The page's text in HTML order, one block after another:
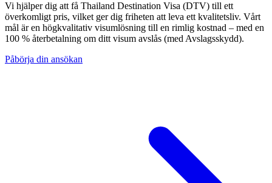
Vi hjälper dig att få Thailand Destination Visa (DTV) till ett
överkomligt pris, vilket ger dig friheten att leva ett kvalitetsliv. Vårt
mål är en högkvalitativ visumlösning till en rimlig kostnad – med en
100 % återbetalning om ditt visum avslås (med Avslagsskydd).
Påbörja din ansökan